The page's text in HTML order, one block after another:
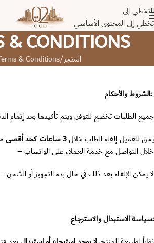
التخطي إلى
تخطي إلى المحتوى الأساسي
& CONDITIONS
المتجر & Conditions
:الشروط والأحكام
جميع الطلبات تخضع للتوفر، ويتم تأكيدها بعد إتمام
يحق للعميل إلغاء الطلب خلال3ساعات كحد أقصى
خلال التواصل مع خدمة العملاء على الواتساب –
لا يمكن الإلغاء بعد ذلك في حال بدء التجهيز أو الشحن –
:سياسة الاستبدال والاسترجاع